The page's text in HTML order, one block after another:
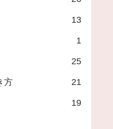
13
1
25
方 21
19